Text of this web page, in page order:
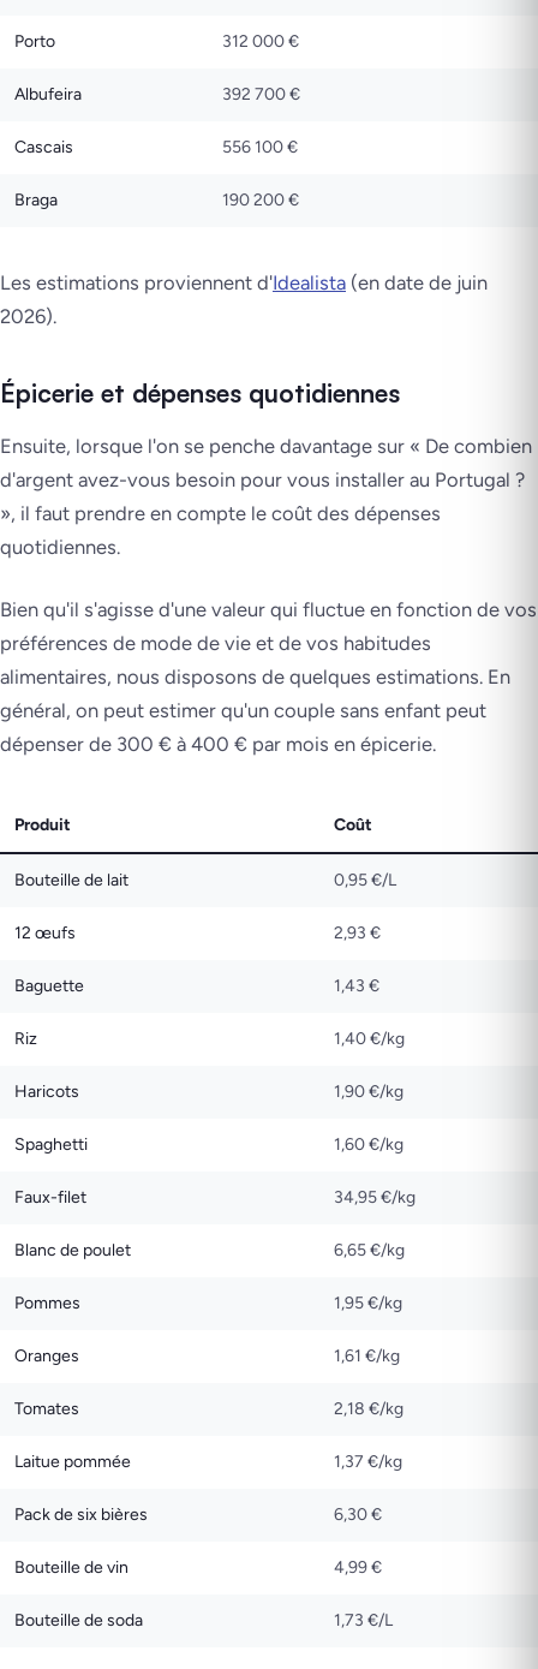
Porto 312 000 €
Albufeira 392 700 €
Cascais 556 100 €
Braga 190 200 €
Les estimations proviennent d'Idealista (en date de juin
2026).
Épicerie et dépenses quotidiennes
Ensuite, lorsque l'on se penche davantage sur « De combien
d'argent avez-vous besoin pour vous installer au Portugal ?
», il faut prendre en compte le coût des dépenses
quotidiennes.
Bien qu'il s'agisse d'une valeur qui fluctue en fonction de vos
préférences de mode de vie et de vos habitudes
alimentaires, nous disposons de quelques estimations. En
général, on peut estimer qu'un couple sans enfant peut
dépenser de 300 € à 400 € par mois en épicerie.
Produit Coût
Bouteille de lait 0,95 €/L
12 œufs 2,93 €
Baguette 1,43 €
Riz 1,40 €/kg
Haricots 1,90 €/kg
Spaghetti 1,60 €/kg
Faux-filet 34,95 €/kg
Blanc de poulet 6,65 €/kg
Pommes 1,95 €/kg
Oranges 1,61 €/kg
Tomates 2,18 €/kg
Laitue pommée 1,37 €/kg
Pack de six bières 6,30 €
Bouteille de vin 4,99 €
Bouteille de soda 1,73 €/L